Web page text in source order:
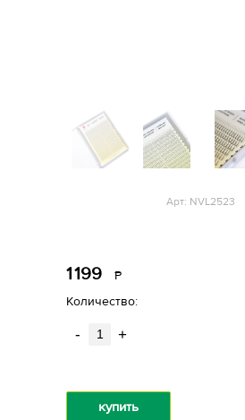
Арт: NVL2523
1199 Р
Количество:
- +
купить